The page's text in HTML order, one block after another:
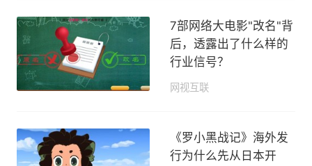
7部网络大电影"改名"背
后，透露出了什么样的
行业信号？
网视互联
《罗小黑战记》海外发
行为什么先从日本开